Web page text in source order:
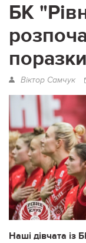
БК
поразки
Віктор Самчук
Наші дівчата із